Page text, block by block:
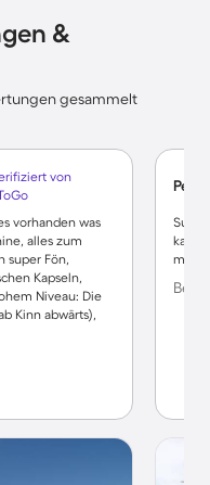
&
gesammelt
von
vorhanden was
alles zum
super Fön,
Kapseln,
Niveau: Die
Kinn abwärts),
Wohnungstüre
Petra
kann
mit